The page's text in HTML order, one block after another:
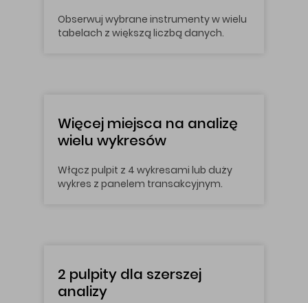
Obserwuj wybrane instrumenty w wielu
tabelach z większą liczbą danych.
Więcej miejsca na analizę
wielu wykresów
Włącz pulpit z 4 wykresami lub duży
wykres z panelem transakcyjnym.
2 pulpity dla szerszej
analizy